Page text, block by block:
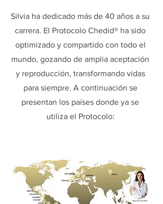
Silvia ha dedicado más de 40 años a su
carrera. El Protocolo Chedid® ha sido
optimizado y compartido con todo el
mundo, gozando de amplia aceptación
y reproducción, transformando vidas
para siempre. A continuación se
presentan los países donde ya se
utiliza el Protocolo: